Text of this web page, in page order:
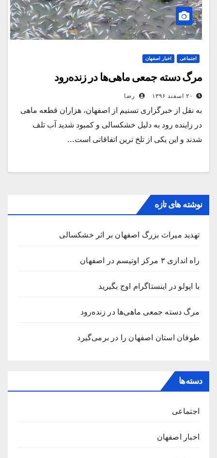
اجتماعی اخبار اصفهان
مرگ دسته جمعی ماهی‌ها در زنده‌رود
۲۰ اسفند ۱۳۹۶ رضا
به نقل از خبرگزاری تسنیم از اصفهان، هزاران قطعه ماهی
در زاینده رود به دلیل خشکسالی و کمبود شدید آب تلف
شدند و این یکی از تلخ ترین اتفاقاتی است…
نوشته های تازه
تهدید میراث بزرگ اصفهان بر اثر خشکسالی
راه اندازی ۳ مرکز اوتیسم در اصفهان
با اپولو در اینستاگرام اوج بگیرید
مرگ دسته جمعی ماهی‌ها در زنده‌رود
طوفان استان اصفهان را در برمی‌گیرد‌
دسته‌ها
اجتماعی
اخبار اصفهان